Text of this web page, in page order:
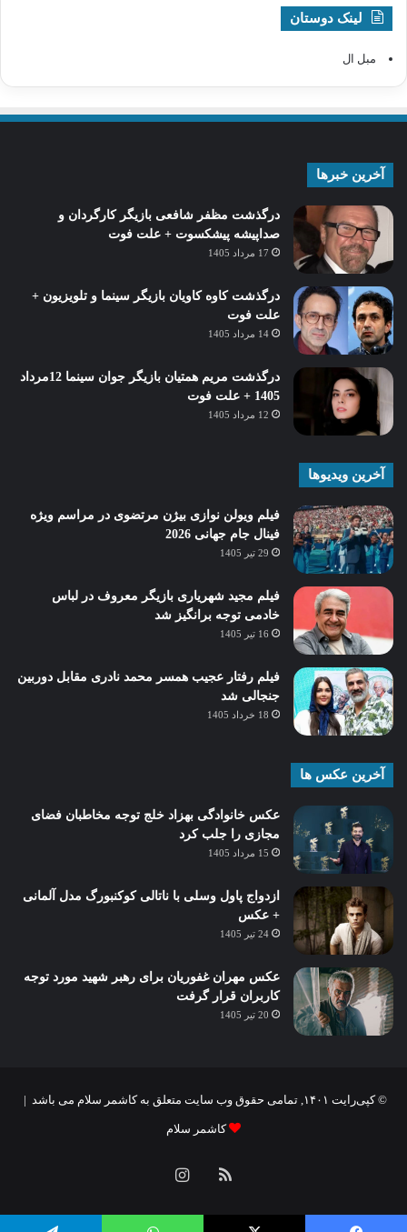
لینک دوستان
مبل ال
آخرین خبرها
درگذشت مظفر شافعی بازیگر کارگردان و
صداپیشه پیشکسوت + علت فوت
17 مرداد 1405
درگذشت کاوه کاویان بازیگر سینما و تلویزیون +
علت فوت
14 مرداد 1405
درگذشت مریم همتیان بازیگر جوان سینما 12مرداد
1405 + علت فوت
12 مرداد 1405
آخرین ویدیوها
فیلم ویولن نوازی بیژن مرتضوی در مراسم ویژه
فینال جام جهانی 2026
29 تیر 1405
فیلم مجید شهریاری بازیگر معروف در لباس
خادمی توجه برانگیز شد
16 تیر 1405
فیلم رفتار عجیب همسر محمد نادری مقابل دوربین
جنجالی شد
18 خرداد 1405
آخرین عکس ها
عکس خانوادگی بهزاد خلج توجه مخاطبان فضای
مجازی را جلب کرد
15 مرداد 1405
ازدواج پاول وسلی با ناتالی کوکنبورگ مدل آلمانی
+ عکس
24 تیر 1405
عکس مهران غفوریان برای رهبر شهید مورد توجه
کاربران قرار گرفت
20 تیر 1405
© کپی‌رایت ۱۴۰۱, تمامی حقوق وب سایت متعلق به کاشمر سلام می باشد |
کاشمر سلام
خوراکاینستاگرام